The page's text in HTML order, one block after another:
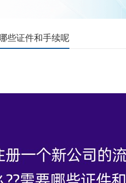
些证件和手续呢